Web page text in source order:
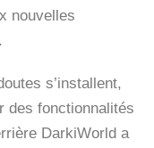
nouvelles
s’installent,
des fonctionnalités
DarkiWorld a